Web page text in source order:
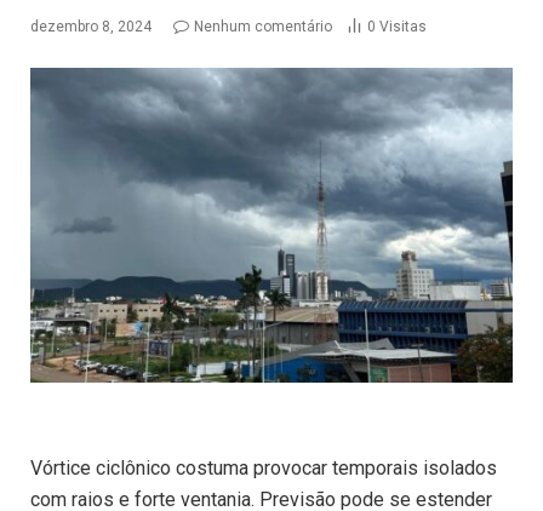
dezembro 8, 2024 Nenhum comentário 0 Visitas
Vórtice ciclônico costuma provocar temporais isolados
com raios e forte ventania. Previsão pode se estender